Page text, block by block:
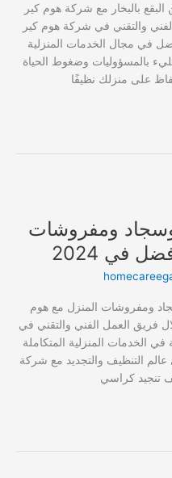
بالبخار مع شركة هوم كير
الفني والتقني في شركة هوم كير
في مجال الخدمات المنزلية
بالمسؤوليات وضغوط الحياة
على منزلك نظيفًا
ومفروشات
في 2024
ومفروشات المنزل مع هوم
من خلال فريق العمل الفني والتقني في
المنزلية المتكاملة
التنظيف والتجديد مع شركة
تنجيد كراسي